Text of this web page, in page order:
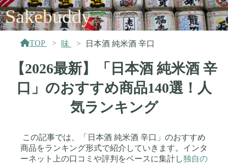
Sakebuddy
TOP 味 日本酒 純米酒 辛口
【2026最新】「日本酒 純米酒 辛
口」のおすすめ商品140選！人
気ランキング
この記事では、「日本酒 純米酒 辛口」のおすすめ
商品をランキング形式で紹介していきます。インタ
ーネット上の口コミや評判をベースに集計し独自の